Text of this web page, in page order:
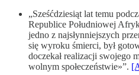
„Sześćdziesiąt lat temu
Republice Południowej
jedno z najsłynniejszych
się wyroku śmierci, był
doczekał realizacji swojego
wolnym społeczeństwie»”.